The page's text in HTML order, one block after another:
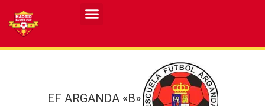
EF ARGANDA «B»